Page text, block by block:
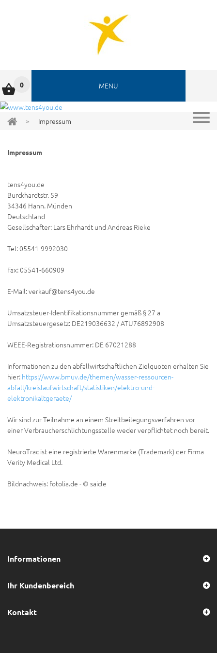
0 MENU
> Impressum
Impressum
tens4you.de
Burckhardtstr. 59
34346 Hann. Münden
Deutschland
Gesellschafter: Lars Ehrhardt und Andreas Rieke
Tel: 05541-9992030
Fax: 05541-660909
E-Mail: verkauf@tens4you.de
Umsatzsteuer-Identifikationsnummer gemäß § 27 a
Umsatzsteuergesetz: DE219036632 / ATU76892908
WEEE-Registrationsnummer: DE 67021288
Informationen zu den abfallwirtschaftlichen Zielquoten erhalten Sie
hier: https://www.bmuv.de/themen/wasser-ressourcen-
abfall/kreislaufwirtschaft/statistiken/elektro-und-
elektronikaltgeraete/
Wir sind zur Teilnahme an einem Streitbeilegungsverfahren vor
einer Verbraucherschlichtungsstelle weder verpflichtet noch bereit.
NeuroTrac ist eine registrierte Warenmarke (Trademark) der Firma
Verity Medical Ltd.
Bildnachweis: fotolia.de - © saicle
Informationen
Ihr Kundenbereich
Kontakt